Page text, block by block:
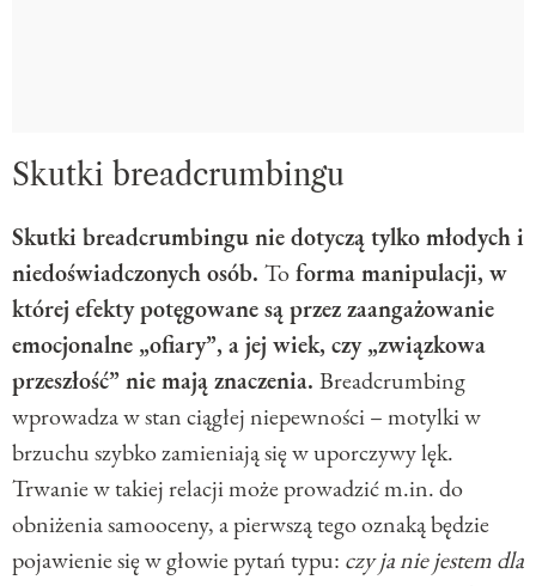
Skutki breadcrumbingu
Skutki breadcrumbingu nie dotyczą tylko młodych i
niedoświadczonych osób. Toforma manipulacji, w
której efekty potęgowane są przez zaangażowanie
emocjonalne „ofiary”, a jej wiek, czy „związkowa
przeszłość” nie mają znaczenia. Breadcrumbing
wprowadza w stan ciągłej niepewności – motylki w
brzuchu szybko zamieniają się w uporczywy lęk.
Trwanie w takiej relacji może prowadzić m.in. do
obniżenia samooceny, a pierwszą tego oznaką będzie
pojawienie się w głowie pytań typu: czy ja nie jestem dla